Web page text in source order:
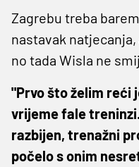
Zagrebu treba
nastavak
no tada Wisla ne
"Prvo što želim reći
vrijeme fale
razbijen, trenažni
počelo s onim